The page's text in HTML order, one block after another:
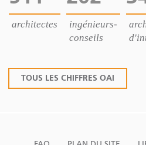
architectes
ingénieurs-
conseils
TOUS LES CHIFFRES OAI